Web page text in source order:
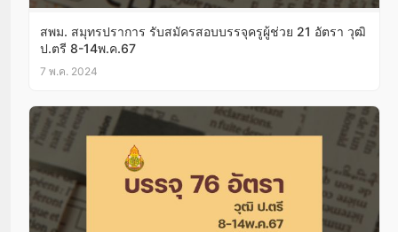
สพม. สมุทรปราการ รับสมัครสอบบรรจุครูผู้ช่วย 21 อัตรา วุฒิ
ป.ตรี 8-14พ.ค.67
7 พ.ค. 2024